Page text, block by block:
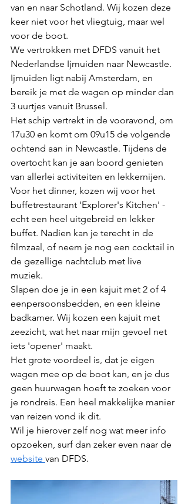
van en naar Schotland. Wij kozen deze
keer niet voor het vliegtuig, maar wel
voor de boot.
We vertrokken met DFDS vanuit het
Nederlandse Ijmuiden naar Newcastle.
Ijmuiden ligt nabij Amsterdam, en
bereik je met de wagen op minder dan
3 uurtjes vanuit Brussel.
Het schip vertrekt in de vooravond, om
17u30 en komt om 09u15 de volgende
ochtend aan in Newcastle. Tijdens de
overtocht kan je aan boord genieten
van allerlei activiteiten en lekkernijen.
Voor het dinner, kozen wij voor het
buffetrestaurant 'Explorer's Kitchen' -
echt een heel uitgebreid en lekker
buffet. Nadien kan je terecht in de
filmzaal, of neem je nog een cocktail in
de gezellige nachtclub met live
muziek.
Slapen doe je in een kajuit met 2 of 4
eenpersoonsbedden, en een kleine
badkamer. Wij kozen een kajuit met
zeezicht, wat het naar mijn gevoel net
iets 'opener' maakt.
Het grote voordeel is, dat je eigen
wagen mee op de boot kan, en je dus
geen huurwagen hoeft te zoeken voor
je rondreis. Een heel makkelijke manier
van reizen vond ik dit.
Wil je hierover zelf nog wat meer info
opzoeken, surf dan zeker even naar de
website van DFDS.